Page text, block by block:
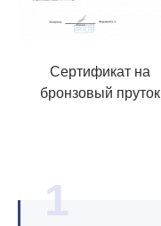
Сертификат на
бронзовый пруток
1